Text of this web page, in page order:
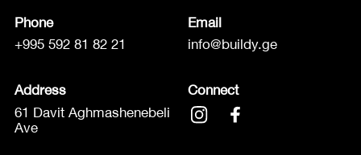
Phone
+995 592 81 82 21
Email
info@buildy.ge
Address
61 Davit Aghmashenebeli
Ave
Connect